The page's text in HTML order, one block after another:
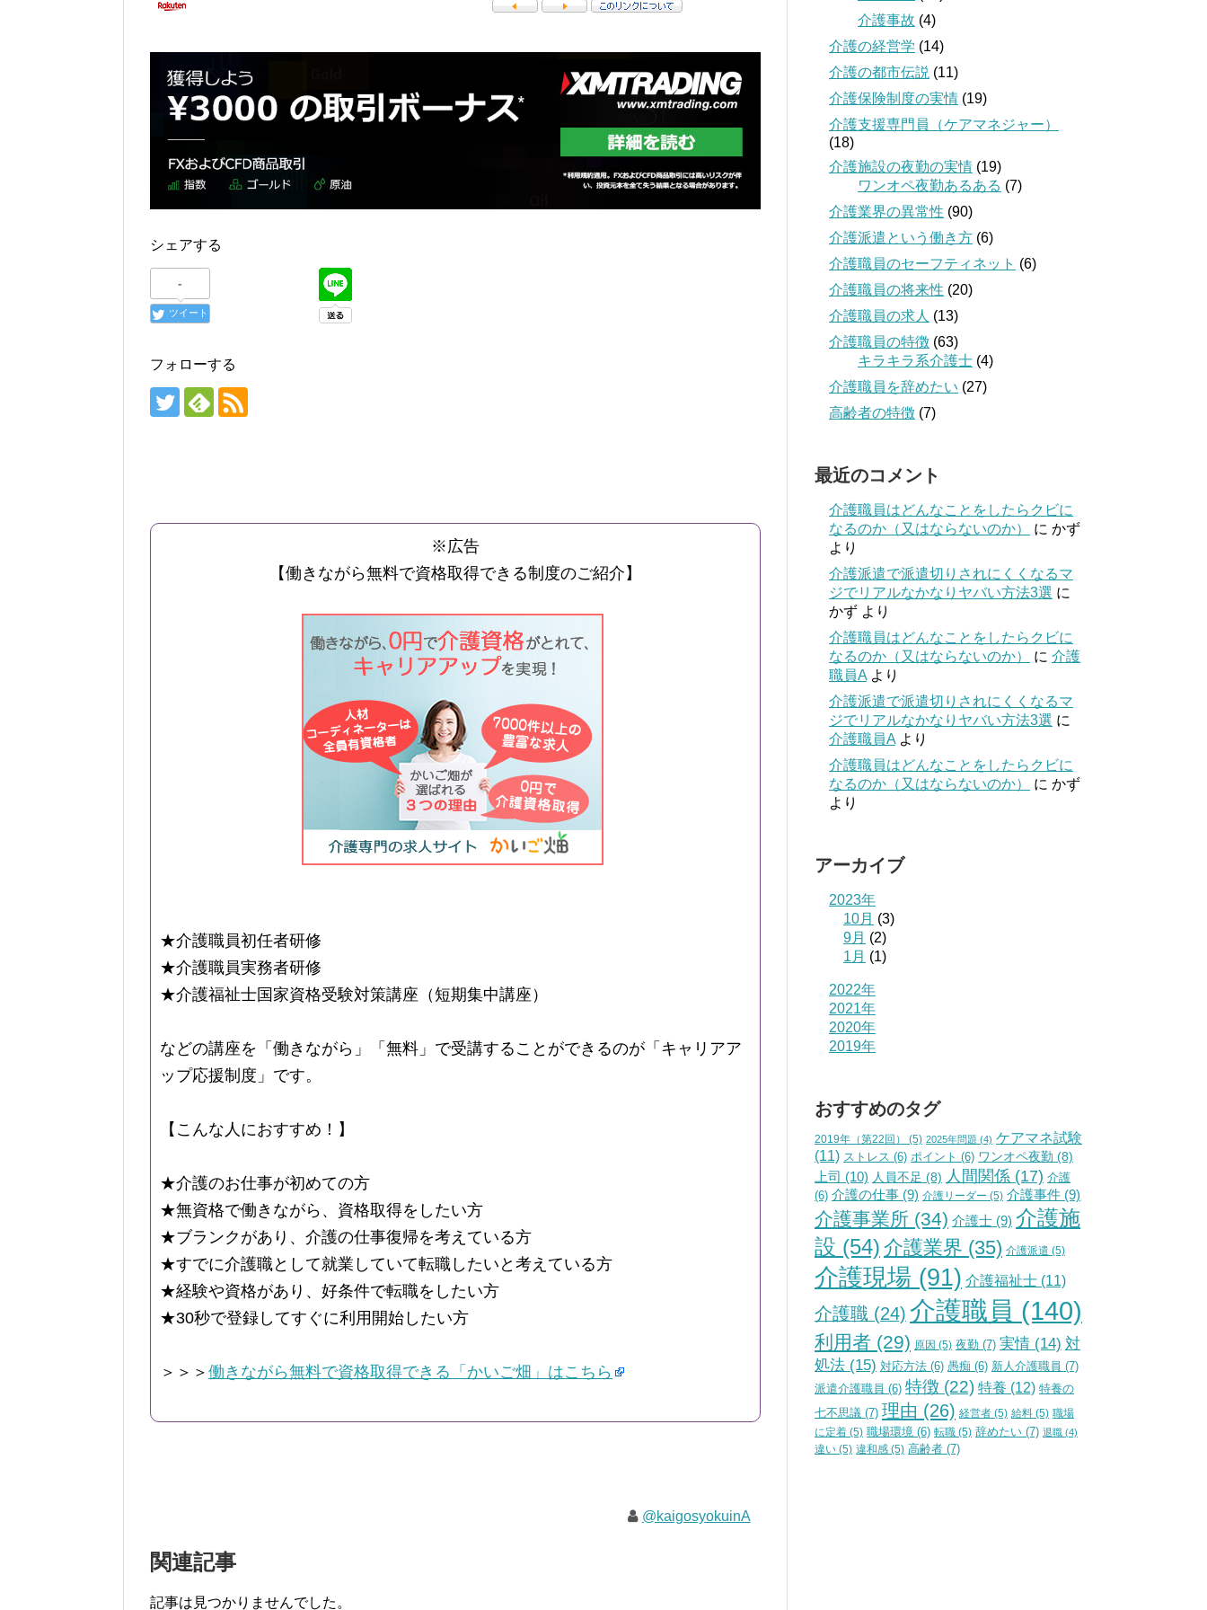
シェアする
-
ツイート
フォローする
※広告
【働きながら無料で資格取得できる制度のご紹介】
★介護職員初任者研修
★介護職員実務者研修
★介護福祉士国家資格受験対策講座（短期集中講座）
などの講座を「働きながら」「無料」で受講することができるのが「キャリアア
ップ応援制度」です。
【こんな人におすすめ！】
★介護のお仕事が初めての方
★無資格で働きながら、資格取得をしたい方
★ブランクがあり、介護の仕事復帰を考えている方
★すでに介護職として就業していて転職したいと考えている方
★経験や資格があり、好条件で転職をしたい方
★30秒で登録してすぐに利用開始したい方
＞＞＞ 働きながら無料で資格取得できる「かいご畑」はこちら
@kaigosyokuinA
関連記事
記事は見つかりませんでした。
介護事故 (4)
介護の経営学 (14)
介護の都市伝説 (11)
介護保険制度の実情 (19)
介護支援専門員（ケアマネジャー）
(18)
介護施設の夜勤の実情 (19)
ワンオペ夜勤あるある (7)
介護業界の異常性 (90)
介護派遣という働き方 (6)
介護職員のセーフティネット (6)
介護職員の将来性 (20)
介護職員の求人 (13)
介護職員の特徴 (63)
キラキラ系介護士 (4)
介護職員を辞めたい (27)
高齢者の特徴 (7)
最近のコメント
介護職員はどんなことをしたらクビに
なるのか（又はならないのか）
に かず
より
介護派遣で派遣切りされにくくなるマ
ジでリアルなかなりヤバい方法3選 に
かず より
介護職員はどんなことをしたらクビに
なるのか（又はならないのか）
に 介護
職員A より
介護派遣で派遣切りされにくくなるマ
ジでリアルなかなりヤバい方法3選 に
介護職員A より
介護職員はどんなことをしたらクビに
なるのか（又はならないのか）
に かず
より
アーカイブ
2023年
10月 (3)
9月 (2)
1月 (1)
2022年
2021年
2020年
2019年
おすすめのタグ
2019年（第22回） (5) 2025年問題 (4) ケアマネ試験
(11) ストレス (6) ポイント (6) ワンオペ夜勤 (8)
上司 (10) 人員不足 (8) 人間関係 (17) 介護
(6) 介護の仕事 (9) 介護リーダー (5) 介護事件 (9)
介護事業所 (34) 介護士 (9) 介護施
設 (54) 介護業界 (35) 介護派遣 (5)
介護現場 (91) 介護福祉士 (11)
介護職 (24) 介護職員 (140)
利用者 (29) 原因 (5) 夜勤 (7) 実情 (14) 対
処法 (15) 対応方法 (6) 愚痴 (6) 新人介護職員 (7)
派遣介護職員 (6) 特徴 (22) 特養 (12) 特養の
七不思議 (7) 理由 (26) 経営者 (5) 給料 (5) 職場
に定着 (5) 職場環境 (6) 転職 (5) 辞めたい (7) 退職 (4)
違い (5) 違和感 (5) 高齢者 (7)